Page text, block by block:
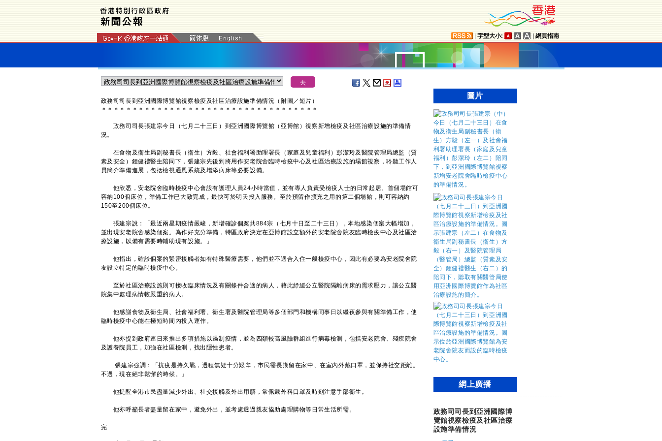
字型大小: 網頁指南
政務司司長到亞洲國際博覽館視察檢疫及社區治療設施準備情況（附 圖／ 短片）
＊ ＊ ＊ ＊ ＊ ＊ ＊ ＊ ＊ ＊ ＊ ＊ ＊ ＊ ＊ ＊ ＊ ＊ ＊ ＊ ＊ ＊ ＊ ＊ ＊ ＊ ＊ ＊ ＊ ＊ ＊ ＊ ＊ ＊ ＊
政務司司長張建宗今日（七月二十三日）到亞洲國際博覽館（亞博館）視察新增檢疫及社區治療設施的準備情
況。
在食物及衞生局副秘書長（衞生）方毅、社會福利署助理署長（家庭及兒童福利）彭潔玲及醫院管理局總監（質
素及安全）鍾健禮醫生陪同下，張建宗先後到將用作安老院舍臨時檢疫中心及社區治療設施的場館視察，聆聽工作人
員簡介準備進展，包括檢視通風系統及增添病床等必要設備。
他欣悉，安老院舍臨時檢疫中心會設有護理人員24小時當值，並有專人負責受檢疫人士的日常起居。首個場館可
容納100個床位，準備工作已大致完成，最快可於明天投入服務。至於預留作擴充之用的第二個場館，則可容納約
150至200個床位。
張建宗說：「最近兩星期疫情嚴峻，新增確診個案共884宗（七月十日至二十三日），本地感染個案大幅增加，
並出現安老院舍感染個案。為作好充分準備，特區政府決定在亞博館設立額外的安老院舍院友臨時檢疫中心及社區治
療設施，以備有需要時輔助現有設施。」
他指出，確診個案的緊密接觸者如有特殊醫療需要，他們並不適合入住一般檢疫中心，因此有必要為安老院舍院
友設立特定的臨時檢疫中心。
至於社區治療設施則可接收臨床情況及有關條件合適的病人，藉此紓緩公立醫院隔離病床的需求壓力，讓公立醫
院集中處理病情較嚴重的病人。
他感謝食物及衞生局、社會福利署、衞生署及醫院管理局等多個部門和機構同事日以繼夜參與有關準備工作，使
臨時檢疫中心能在極短時間內投入運作。
他亦提到政府連日來推出多項措施以遏制疫情，並為四類較高風險群組進行病毒檢測，包括安老院舍、殘疾院舍
及護養院員工，加強在社區檢測，找出隱性患者。
張建宗強調：「抗疫是持久戰，過程無疑十分艱辛，市民需長期留在家中、在室內外戴口罩，並保持社交距離。
不過，現在絕非鬆懈的時候。」
他提醒全港市民盡量減少外出、社交接觸及外出用膳，常佩戴外科口罩及時刻注意手部衞生。
他亦呼籲長者盡量留在家中，避免外出，並考慮透過親友協助處理購物等日常生活所需。
完
圖片
網上廣播
政務司司長到亞洲國際博
覽館視察檢疫及社區治療
設施準備情況